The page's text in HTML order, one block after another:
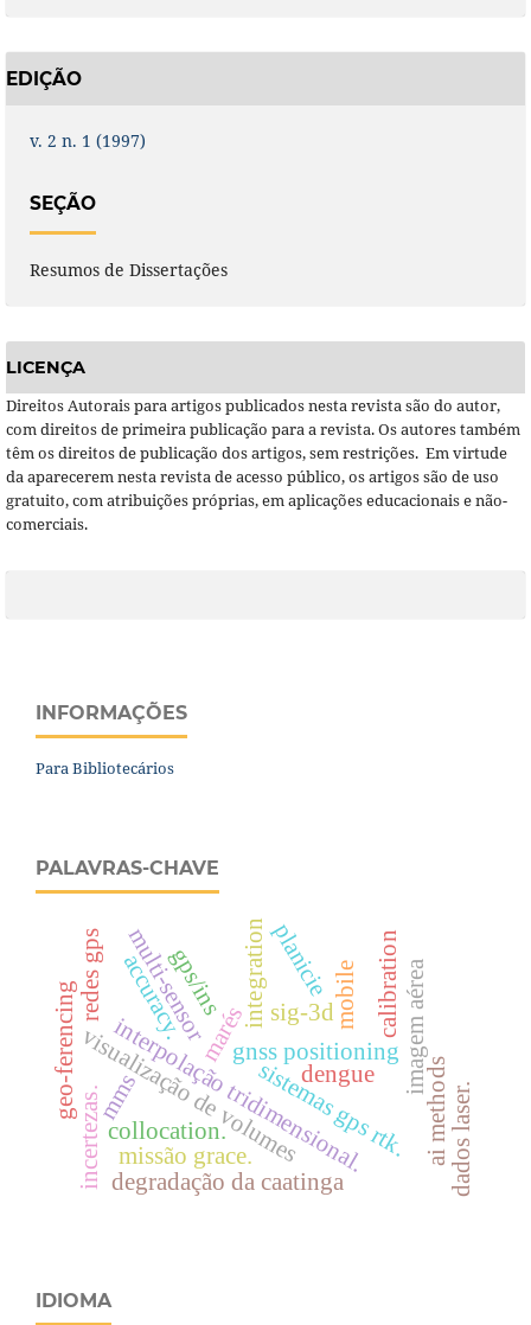
EDIÇÃO
v. 2 n. 1 (1997)
SEÇÃO
Resumos de Dissertações
LICENÇA
Direitos Autorais para artigos publicados nesta revista são do autor,
com direitos de primeira publicação para a revista. Os autores também
têm os direitos de publicação dos artigos, sem restrições. Em virtude
da aparecerem nesta revista de acesso público, os artigos são de uso
gratuito, com atribuições próprias, em aplicações educacionais e não-
comerciais.
INFORMAÇÕES
Para Bibliotecários
PALAVRAS-CHAVE
gnss positioning
mobile
marés
interpolação tridimensional.
sig-3d
visualização de volumes
degradação da caatinga
multi-sensor integration
accuracy.
geo-ferencing calibration
collocation.
mms
gps/ins
sistemas gps rtk.
imagem aérea
ai methods
planicie
redes gps
missão grace. dados laser.
dengue
incertezas.
IDIOMA